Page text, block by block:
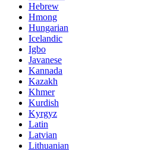
Hebrew
Hmong
Hungarian
Icelandic
Igbo
Javanese
Kannada
Kazakh
Khmer
Kurdish
Kyrgyz
Latin
Latvian
Lithuanian